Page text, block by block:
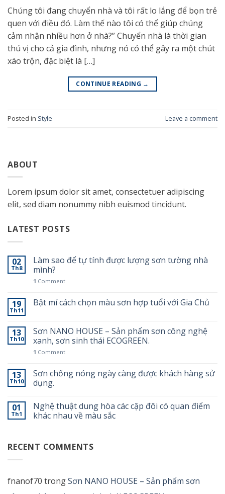
Chúng tôi đang chuyển nhà và tôi rất lo lắng để bọn trẻ
quen với điều đó. Làm thế nào tôi có thể giúp chúng
cảm nhận nhiều hơn ở nhà?” Chuyển nhà là thời gian
thú vị cho cả gia đình, nhưng nó có thể gây ra một chút
xáo trộn, đặc biệt là […]
CONTINUE READING →
Posted in Style Leave a comment
ABOUT
Lorem ipsum dolor sit amet, consectetuer adipiscing
elit, sed diam nonummy nibh euismod tincidunt.
LATEST POSTS
02
Th8
Làm sao để tự tính được lượng sơn tường nhà
mình?
1 Comment
19
Th11
Bật mí cách chọn màu sơn hợp tuổi với Gia Chủ
13
Th10
Sơn NANO HOUSE – Sản phẩm sơn công nghệ
xanh, sơn sinh thái ECOGREEN.
1 Comment
13
Th10
Sơn chống nóng ngày càng được khách hàng sử
dụng.
01
Th1
Nghệ thuật dung hòa các cặp đôi có quan điểm
khác nhau về màu sắc
RECENT COMMENTS
fnanof70 trongSơn NANO HOUSE – Sản phẩm sơn